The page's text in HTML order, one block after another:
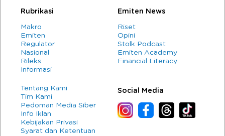
Rubrikasi
Makro
Emiten
Regulator
Nasional
Rileks
Informasi
Emiten News
Riset
Opini
Stolk Podcast
Emiten Academy
Financial Literacy
Tentang Kami
Tim Kami
Pedoman Media Siber
Info Iklan
Kebijakan Privasi
Syarat dan Ketentuan
Social Media